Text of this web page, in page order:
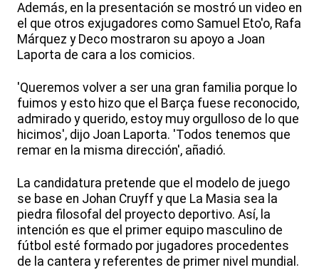
Además, en la presentación se mostró un video en
el que otros exjugadores como Samuel Eto'o, Rafa
Márquez y Deco mostraron su apoyo a Joan
Laporta de cara a los comicios.
'Queremos volver a ser una gran familia porque lo
fuimos y esto hizo que el Barça fuese reconocido,
admirado y querido, estoy muy orgulloso de lo que
hicimos', dijo Joan Laporta. 'Todos tenemos que
remar en la misma dirección', añadió.
La candidatura pretende que el modelo de juego
se base en Johan Cruyff y que La Masia sea la
piedra filosofal del proyecto deportivo. Así, la
intención es que el primer equipo masculino de
fútbol esté formado por jugadores procedentes
de la cantera y referentes de primer nivel mundial.